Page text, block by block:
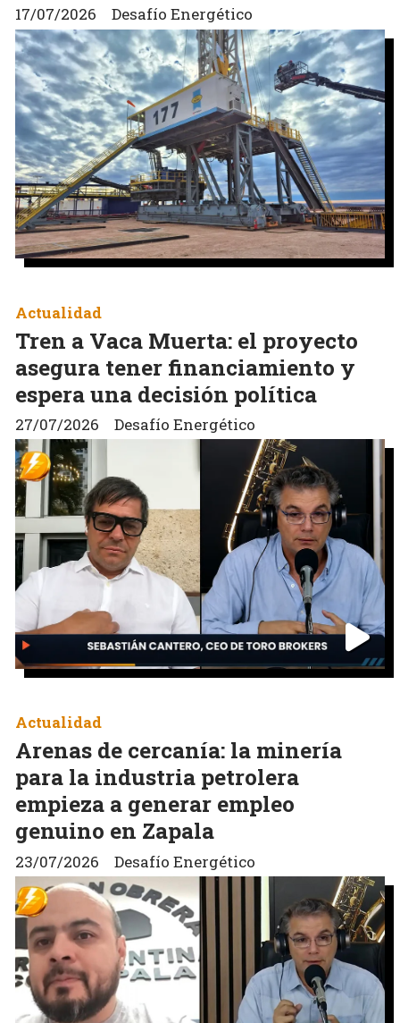
Desafío Energético
17/07/2026
Tren a Vaca Muerta: el proyecto
asegura tener financiamiento y
espera una decisión política
Desafío Energético
Actualidad
27/07/2026
Arenas de cercanía: la minería
para la industria petrolera
empieza a generar empleo
genuino en Zapala
Desafío Energético
Actualidad
23/07/2026